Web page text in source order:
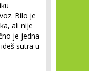
Bilo je
ali nije
je jedna
sutra u